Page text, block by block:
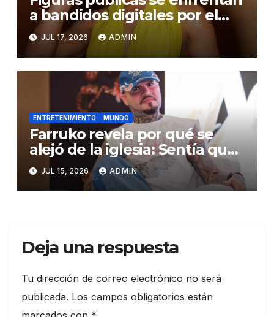
a bandidos digitales por el
uso indebido de la
Inteligencia Artificial
JUL 17, 2026 ADMIN
ENTRETENIMIENTO MUNDO
Farruko revela por qué se
alejó de la iglesia: Sentía que
me veían como dinero
JUL 15, 2026 ADMIN
Deja una respuesta
Tu dirección de correo electrónico no será
publicada. Los campos obligatorios están